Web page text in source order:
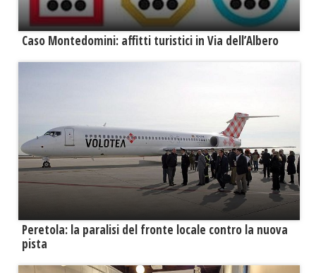
Caso Montedomini: affitti turistici in Via dell’Albero
Peretola: la paralisi del fronte locale contro la nuova
pista